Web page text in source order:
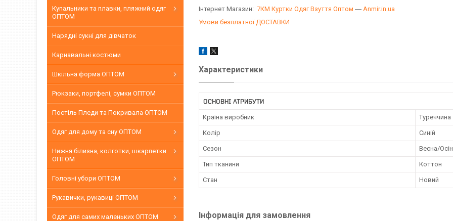
Інтернет Магазин: 7КМ Куртки Одяг Взуття Оптом ― Anmir.in.ua
Умови безплатної ДОСТАВКИ
Характеристики
ОСНОВНІ АТРИБУТИ
Країна виробник Туреччина
Колір Синій
Сезон Весна/
Тип тканини Коттон
Стан Новий
Інформація для замовлення
Купальники та плавки, пляжний одяг
ОПТОМ
Нарядні сукні для дівчаток
Карнавальні костюми
Шкільна форма ОПТОМ
Рюкзаки, портфелі, сумки ОПТОМ
Постіль Пледи та Покривала ОПТОМ
Одяг для дому та сну ОПТОМ
Нижня білизна, колготки, шкарпетки
ОПТОМ
Головні убори ОПТОМ
Рукавички, рукавиці ОПТОМ
Одяг для самих маленьких ОПТОМ